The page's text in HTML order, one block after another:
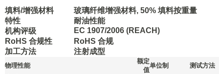
填料/增强材料
玻璃纤维增强材料, 50% 填料按重量
特性
耐油性能
机构评级
EC 1907/2006 (REACH)
RoHS 合规性
RoHS 合规
加工方法
注射成型
物理性能
额定
值
单位制 测试方法